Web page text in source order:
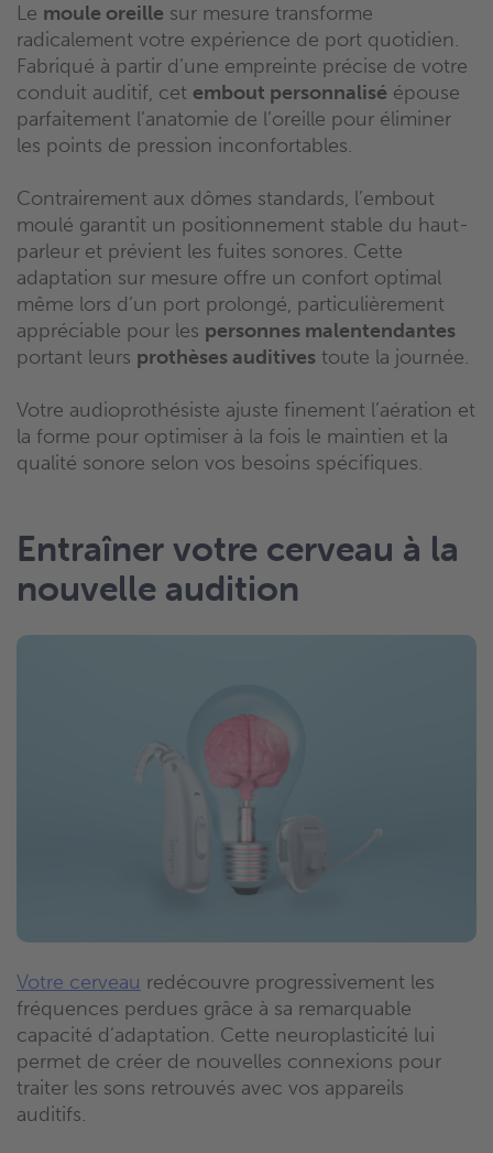
Le moule oreille sur mesure transforme
radicalement votre expérience de port quotidien.
Fabriqué à partir d’une empreinte précise de votre
conduit auditif, cet embout personnalisé épouse
parfaitement l’anatomie de l’oreille pour éliminer
les points de pression inconfortables.
Contrairement aux dômes standards, l’embout
moulé garantit un positionnement stable du haut-
parleur et prévient les fuites sonores. Cette
adaptation sur mesure offre un confort optimal
même lors d’un port prolongé, particulièrement
appréciable pour les personnes malentendantes
portant leurs prothèses auditives toute la journée.
Votre audioprothésiste ajuste finement l’aération et
la forme pour optimiser à la fois le maintien et la
qualité sonore selon vos besoins spécifiques.
Entraîner votre cerveau à la
nouvelle audition
Votre cerveau redécouvre progressivement les
fréquences perdues grâce à sa remarquable
capacité d’adaptation. Cette neuroplasticité lui
permet de créer de nouvelles connexions pour
traiter les sons retrouvés avec vos appareils
auditifs.